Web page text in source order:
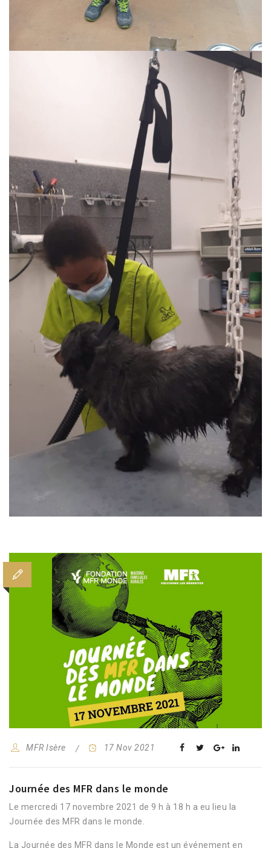
MFR Isère 17 Nov 2021
Journée des MFR dans le monde
Le mercredi 17 novembre 2021 de 9 h à 18 h a eu lieu la
Journée des MFR dans le monde.
La Journée des MFR dans le Monde est un événement en